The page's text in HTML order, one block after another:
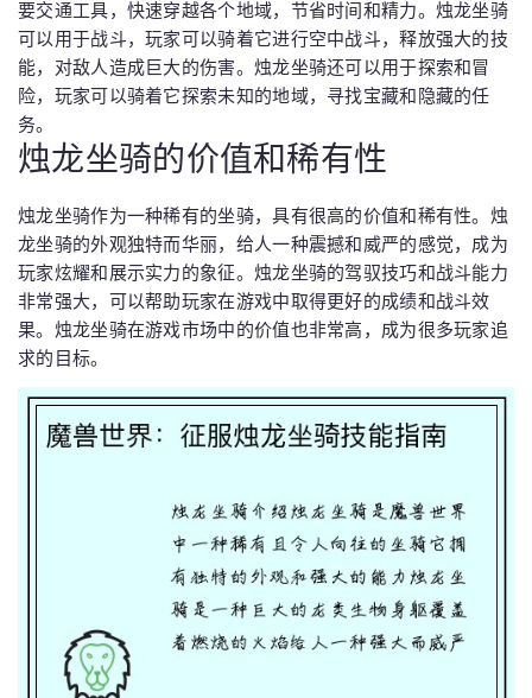
要交通工具，快速穿越各个地域，节省时间和精力。烛龙坐骑
可以用于战斗，玩家可以骑着它进行空中战斗，释放强大的技
能，对敌人造成巨大的伤害。烛龙坐骑还可以用于探索和冒
险，玩家可以骑着它探索未知的地域，寻找宝藏和隐藏的任
务。
烛龙坐骑的价值和稀有性
烛龙坐骑作为一种稀有的坐骑，具有很高的价值和稀有性。烛
龙坐骑的外观独特而华丽，给人一种震撼和威严的感觉，成为
玩家炫耀和展示实力的象征。烛龙坐骑的驾驭技巧和战斗能力
非常强大，可以帮助玩家在游戏中取得更好的成绩和战斗效
果。烛龙坐骑在游戏市场中的价值也非常高，成为很多玩家追
求的目标。